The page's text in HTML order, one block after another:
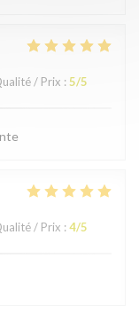
/ Prix : 5/5
/ Prix : 4/5